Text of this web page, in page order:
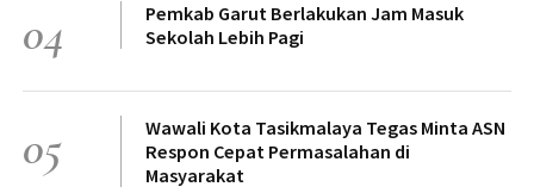
04
Pemkab Garut Berlakukan Jam Masuk
Sekolah Lebih Pagi
05
Wawali Kota Tasikmalaya Tegas Minta ASN
Respon Cepat Permasalahan di
Masyarakat